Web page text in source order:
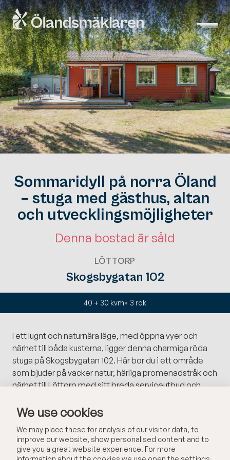
We use cookies
We may place these for analysis of our visitor data, to
improve our website, show personalised content and to
give you a great website experience. For more
Sommaridyll på norra Öland
– stuga med gästhus, altan
och utvecklingsmöjligheter
Denna bostad är såld
Skogsbygatan 102
LÖTTORP
40 + 30 kvm 3 rok
I ett lugnt och naturnära läge, med öppna vyer och
närhet till båda kusterna, ligger denna charmiga röda
stuga på Skogsbygatan 102. Här bor du i ett område
som bjuder på vacker natur, härliga promenadstråk och
närhet till Löttorp med sitt breda serviceutbud och
söker ett lättskött boende med närhet till allt Öland har
Huvudbyggnaden är på cirka 40 kvm och har en härlig